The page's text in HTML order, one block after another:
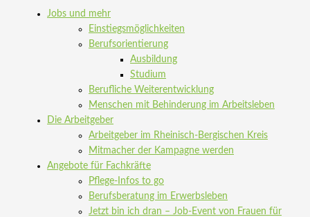
Jobs und mehr
Einstiegsmöglichkeiten
Berufsorientierung
Ausbildung
Studium
Berufliche Weiterentwicklung
Menschen mit Behinderung im Arbeitsleben
Die Arbeitgeber
Arbeitgeber im Rheinisch-Bergischen Kreis
Mitmacher der Kampagne werden
Angebote für Fachkräfte
Pflege-Infos to go
Berufsberatung im Erwerbsleben
Jetzt bin ich dran – Job-Event von Frauen für